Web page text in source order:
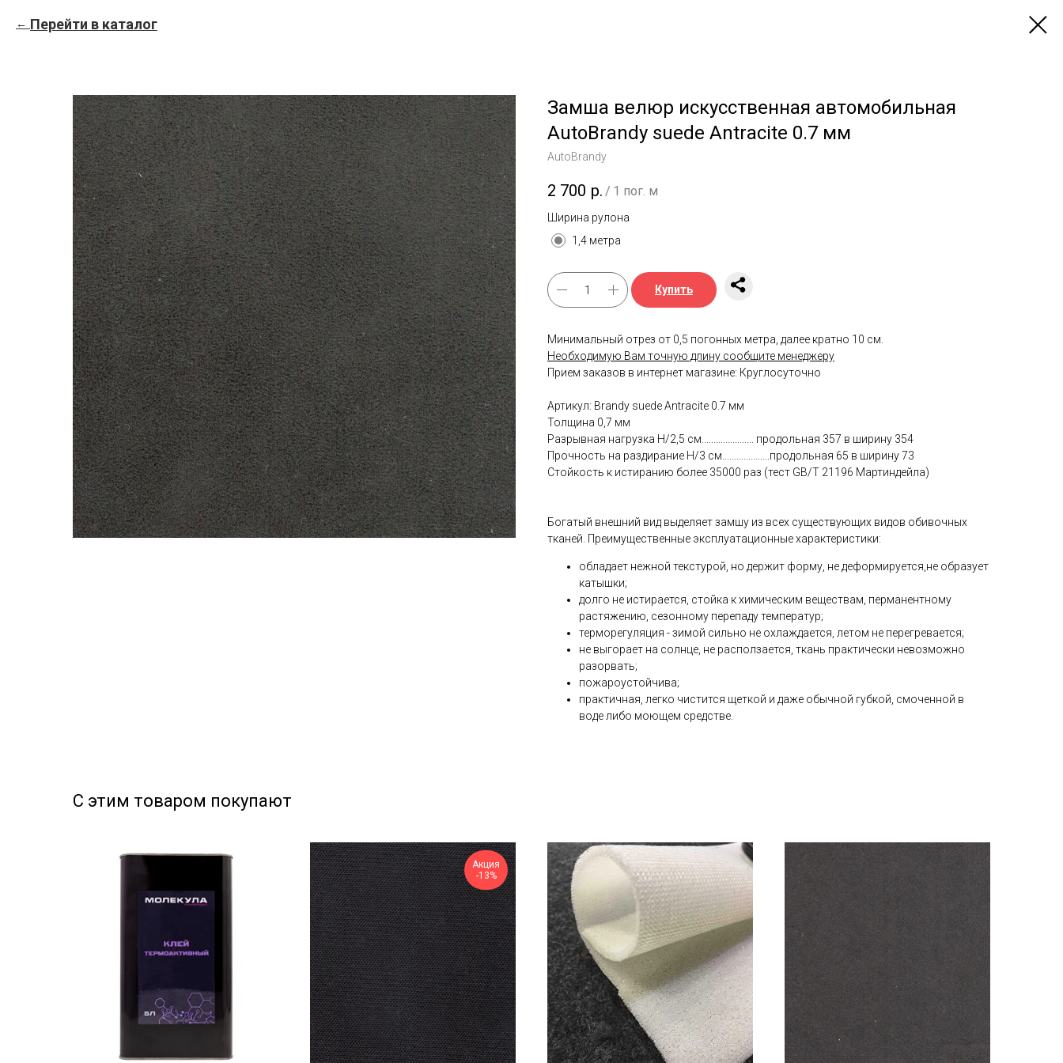
Перейти в каталог
Замша велюр искусственная автомобильная
AutoBrandy suede Antracite 0.7 мм
AutoBrandy
2 700 р. / 1 пог. м
Ширина рулона
1,4 метра
Купить
Минимальный отрез от 0,5 погонных метра, далее кратно 10 см.
Необходимую Вам точную длину сообщите менеджеру
Прием заказов в интернет магазине: Круглосуточно
Артикул: Brandy suede Antracite 0.7 мм
Толщина 0,7 мм
Разрывная нагрузка Н/2,5 см...................... продольная 357 в ширину 354
Прочность на раздирание Н/3 см....................продольная 65 в ширину 73
Стойкость к истиранию более 35000 раз (тест GB/T 21196 Мартиндейла)
Богатый внешний вид выделяет замшу из всех существующих видов обивочных
тканей. Преимущественные эксплуатационные характеристики:
обладает нежной текстурой, но держит форму, не деформируется,не образует
катышки;
долго не истирается, стойка к химическим веществам, перманентному
растяжению, сезонному перепаду температур;
терморегуляция - зимой сильно не охлаждается, летом не перегревается;
не выгорает на солнце, не расползается, ткань практически невозможно
разорвать;
пожароустойчива;
практичная, легко чистится щеткой и даже обычной губкой, смоченной в
воде либо моющем средстве.
С этим товаром покупают
Акция
-13%